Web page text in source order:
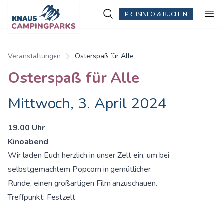
PREISINFO & BUCHEN
Veranstaltungen Osterspaß für Alle
Osterspaß für Alle
Mittwoch, 3. April 2024
19.00 Uhr
Kinoabend
Wir laden Euch herzlich in unser Zelt ein, um bei
selbstgemachtem Popcorn in gemütlicher
Runde, einen großartigen Film anzuschauen.
Treffpunkt: Festzelt